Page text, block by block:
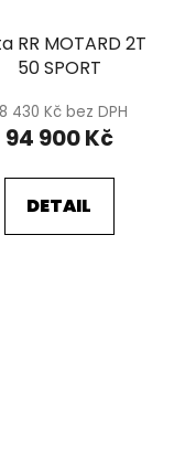
RR MOTARD 2T
50 SPORT
430 Kč bez DPH
94 900 Kč
DETAIL